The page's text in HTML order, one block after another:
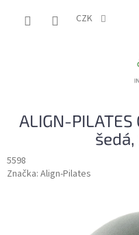
CZK
ALIGN-PILATES
5598
Značka: Align-Pilates